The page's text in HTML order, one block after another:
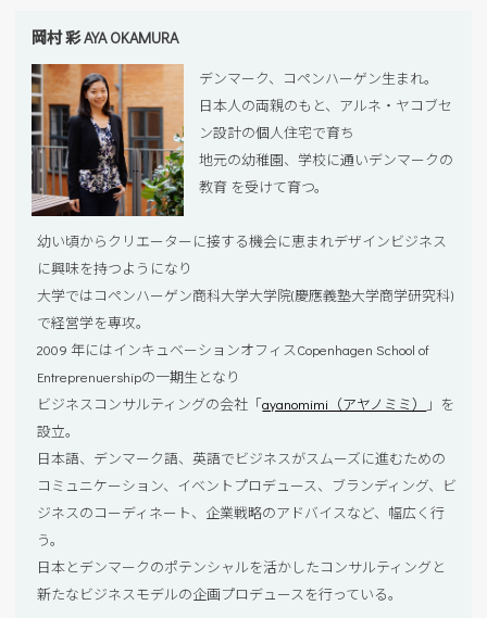
岡村 彩 AYA OKAMURA
デンマーク、コペンハーゲン生まれ。
日本人の両親のもと、アルネ・ヤコブセ
ン設計の個人住宅で育ち
地元の幼稚園、学校に通いデンマークの
教育 を受けて育つ。
幼い頃からクリエーターに接する機会に恵まれデザインビジネス
に興味を持つようになり
大学ではコペンハーゲン商科大学大学院(慶應義塾大学商学研究科)
で経営学を専攻。
2009 年にはインキュベーションオフィスCopenhagen School of
Entreprenuershipの一期生となり
ビジネスコンサルティングの会社「ayanomimi（アヤノミミ）
」を
設立。
日本語、デンマーク語、英語でビジネスがスムーズに進むための
コミュニケーション、イベントプロデュース、ブランディング、ビ
ジネスのコーディネート、企業戦略のアドバイスなど、幅広く行
う。
日本とデンマークのポテンシャルを活かしたコンサルティングと
新たなビジネスモデルの企画プロデュースを行っている。